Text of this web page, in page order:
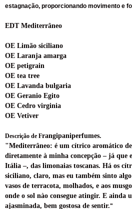
estagnação, proporcionando movimento e
EDT Mediterrâneo
OE Limão siciliano
OE Laranja amarga
OE petigrain
OE tea tree
OE Lavanda bulgaria
OE Geranio Egito
OE Cedro virginia
OE Vetiver
Descrição de Frangipaniperfumes.
"Mediterrâneo: é um cítrico aromático
diretamente à minha concepção – já que
Itália –, das limonaias toscanas. Há os
siciliano, claro, mas eu também sinto algo
vasos de terracota, molhados, e aos
onde o sol nào consegue atingir. E ainda
ajasminada, bem gostosa de sentir."